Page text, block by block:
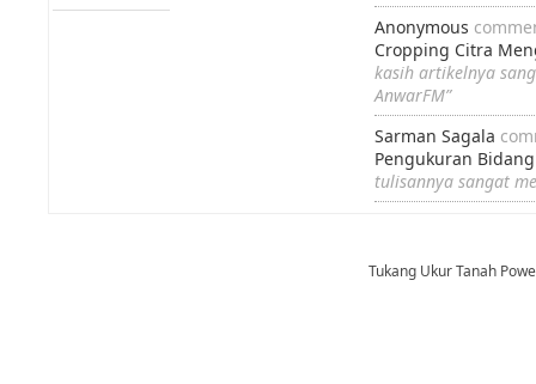
Anonymous
Cropping Citra
kasih artikelnya
AnwarFM”
Sarman Sagala
Pengukuran
tulisannya sangat
Tukang Ukur Tanah